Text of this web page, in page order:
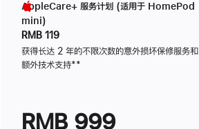
AppleCare+ 服务计划 (适用于 HomePod
mini)
RMB 119
获得长达 2 年的不限次数的意外损坏保修服务和
额外技术支持脚
**
RMB 999